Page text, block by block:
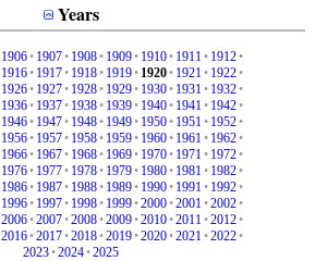
Years
1906• 1907• 1908• 1909• 1910• 1911• 1912•
1916• 1917• 1918• 1919• 1920• 1921• 1922•
1926• 1927• 1928• 1929• 1930• 1931• 1932•
1936• 1937• 1938• 1939• 1940• 1941• 1942•
1946• 1947• 1948• 1949• 1950• 1951• 1952•
1956• 1957• 1958• 1959• 1960• 1961• 1962•
1966• 1967• 1968• 1969• 1970• 1971• 1972•
1976• 1977• 1978• 1979• 1980• 1981• 1982•
1986• 1987• 1988• 1989• 1990• 1991• 1992•
1996• 1997• 1998• 1999•2000•2001•2002•
2006•2007•2008•2009•2010•2011•2012•
2016•2017•2018•2019•2020•2021•2022•
2023•2024•2025